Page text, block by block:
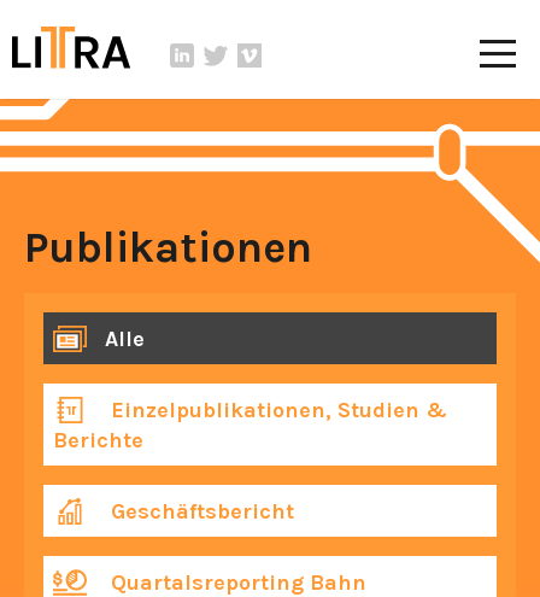
Publikationen
Alle
Einzelpublikationen, Studien &
Berichte
Geschäftsbericht
Quartalsreporting Bahn